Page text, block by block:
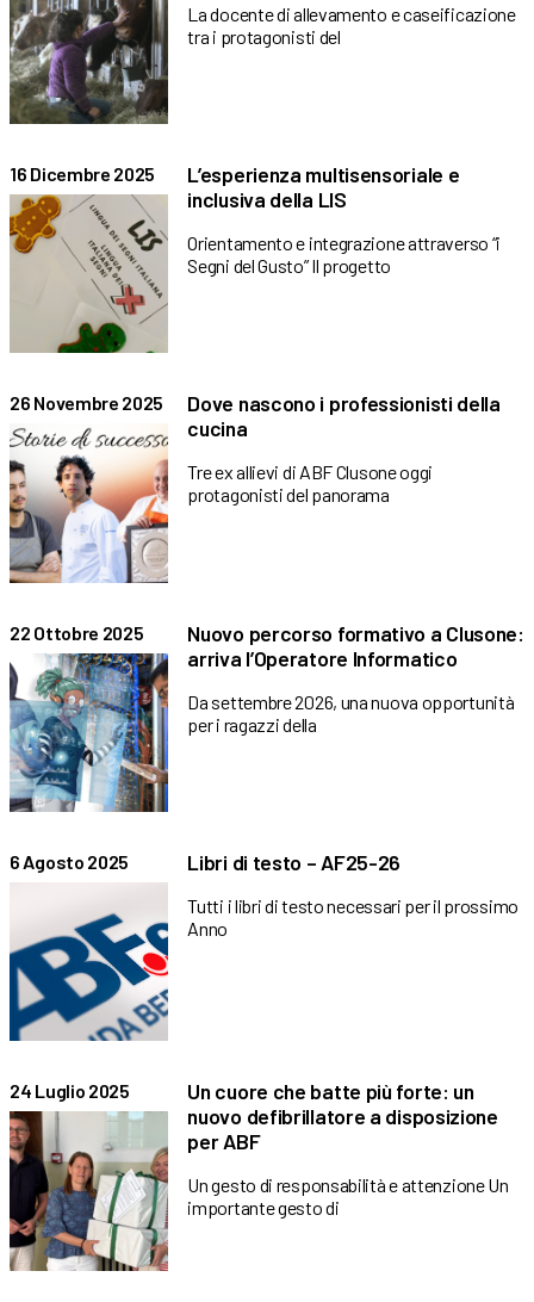
La docente di allevamento e caseificazione
tra i protagonisti del
16 Dicembre 2025
L’esperienza multisensoriale e
inclusiva della LIS
Orientamento e integrazione attraverso “i
Segni del Gusto” Il progetto
26 Novembre 2025
Dove nascono i professionisti della
cucina
Tre ex allievi di ABF Clusone oggi
protagonisti del panorama
22 Ottobre 2025
Nuovo percorso formativo a Clusone:
arriva l’Operatore Informatico
Da settembre 2026, una nuova opportunità
per i ragazzi della
6 Agosto 2025 Libri di testo – AF25-26
Tutti i libri di testo necessari per il prossimo
Anno
24 Luglio 2025
Un cuore che batte più forte: un
nuovo defibrillatore a disposizione
per ABF
Un gesto di responsabilità e attenzione Un
importante gesto di